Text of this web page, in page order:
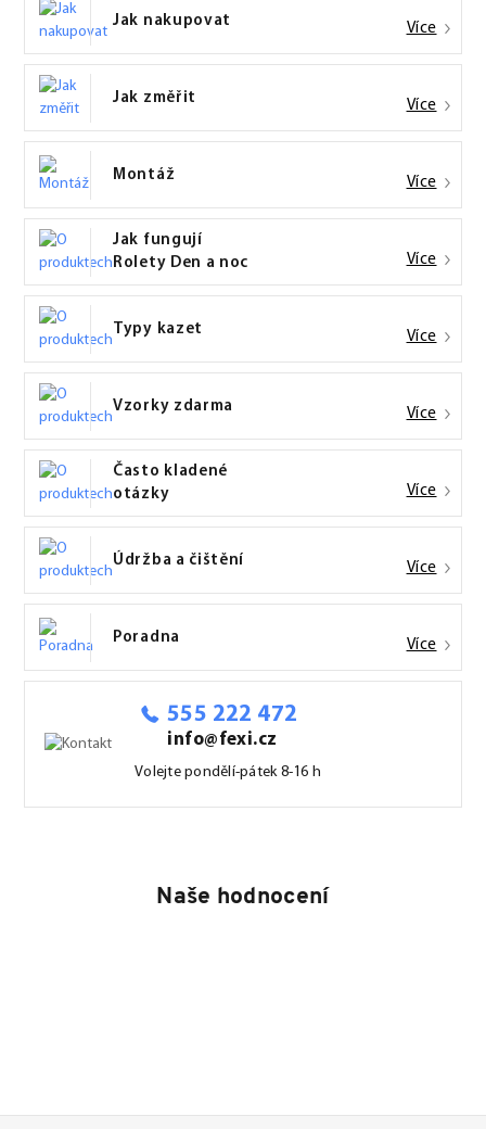
Jak nakupovat Více
Jak změřit Více
Montáž Více
Jak fungují
Rolety Den a noc
Více
Typy kazet Více
Vzorky zdarma Více
Často kladené
otázky
Více
Údržba a čištění Více
Poradna Více
555 222 472
info@fexi.cz
Volejte pondělí-pátek 8-16 h
Naše hodnocení